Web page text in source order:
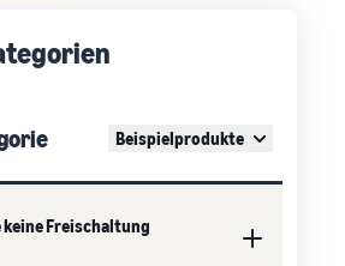
Beispielprodukte
Freischaltung